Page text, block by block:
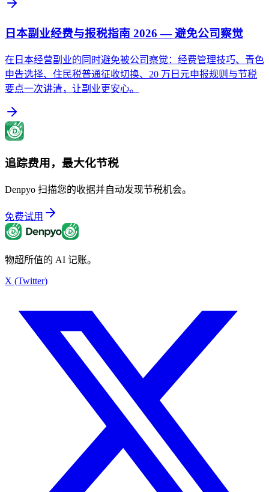
日本副业经费与报税指南 2026 — 避免公司察觉
在日本经营副业的同时避免被公司察觉：经费管理技巧、青色
申告选择、住民税普通征收切换、20 万日元申报规则与节税
要点一次讲清，让副业更安心。
追踪费用，最大化节税
Denpyo 扫描您的收据并自动发现节税机会。
免费试用
物超所值的 AI 记账。
X (Twitter)